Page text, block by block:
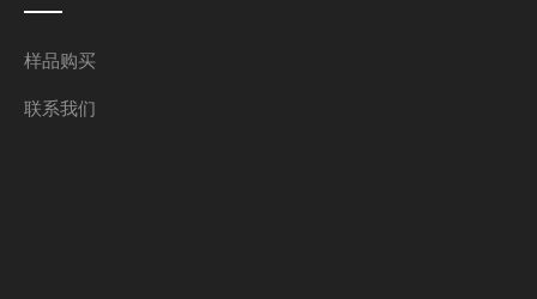
样品购买
联系我们